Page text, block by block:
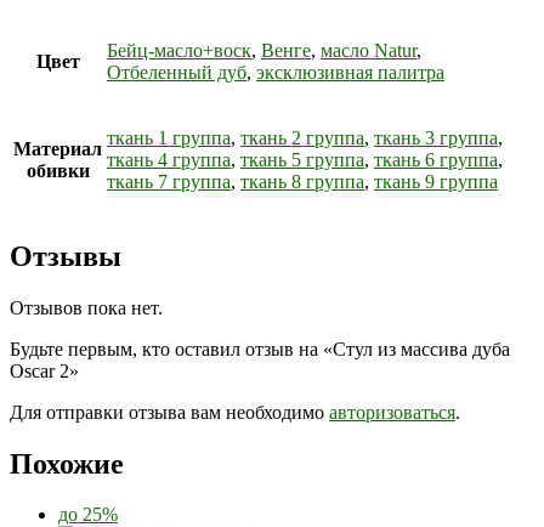
Цвет
Бейц-масло+воск, Венге, масло Natur,
Отбеленный дуб, эксклюзивная палитра
Материал
обивки
ткань 1 группа, ткань 2 группа, ткань 3 группа,
ткань 4 группа, ткань 5 группа, ткань 6 группа,
ткань 7 группа, ткань 8 группа, ткань 9 группа
Отзывы
Отзывов пока нет.
Будьте первым, кто оставил отзыв на «Стул из массива дуба
Oscar 2»
Для отправки отзыва вам необходимо авторизоваться.
Похожие
до 25%